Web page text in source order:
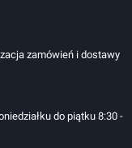
zamówień i dostawy
do piątku 8:30 -